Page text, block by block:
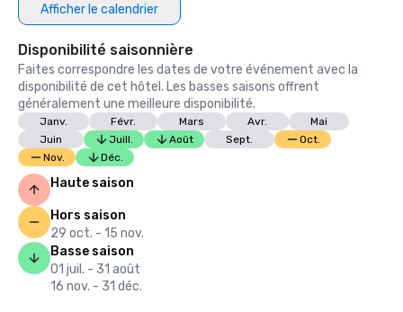
Afficher le calendrier
Disponibilité saisonnière
Faites correspondre les dates de votre événement avec la
disponibilité de cet hôtel. Les basses saisons offrent
généralement une meilleure disponibilité.
Janv. Févr. Mars Avr.
Mai
Juin
Juill. Août Sept.
Oct.
Nov.
Déc.
Haute saison
Hors saison
29 oct. - 15 nov.
Basse saison
01 juil. - 31 août
16 nov. - 31 déc.